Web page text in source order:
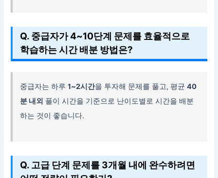
Q. 중급자가 4~10단계 문제를 효율적으로
학습하는 시간 배분 방법은?
중급자는 하루1~2시간을 투자해 문제를 풀고, 평균40
분 내외 풀이 시간을 기준으로 난이도별로 시간을 배분
하는 것이 좋습니다.
Q. 고급 단계 문제를 3개월 내에 완수하려면